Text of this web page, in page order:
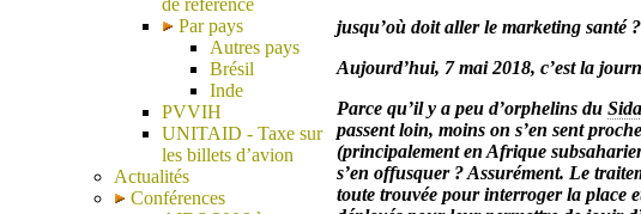
de référence
Par pays
Autres pays
Brésil
Inde
PVVIH
UNITAID - Taxe sur
les billets d’avion
Actualités
Conférences
jusqu’où doit aller le marketing santé ?
Aujourd’hui, 7 mai 2018, c’est la
Parce qu’il y a peu d’orphelins du Sida
passent loin, moins on s’en sent
(principalement en Afrique
s’en offusquer ? Assurément. Le
toute trouvée pour interroger la place